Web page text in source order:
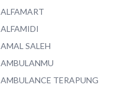
ALFAMART
ALFAMIDI
AMAL SALEH
AMBULANMU
AMBULANCE TERAPUNG